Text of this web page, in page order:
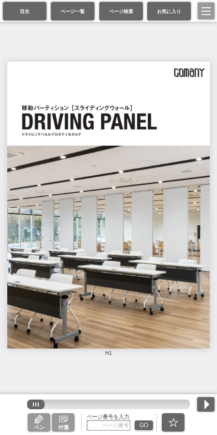
目次 ページ一覧 ページ検索 お気に入り
H1
ペン 付箋
ページ番号を入力
GO